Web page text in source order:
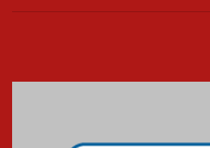
das novas
04.08.2026